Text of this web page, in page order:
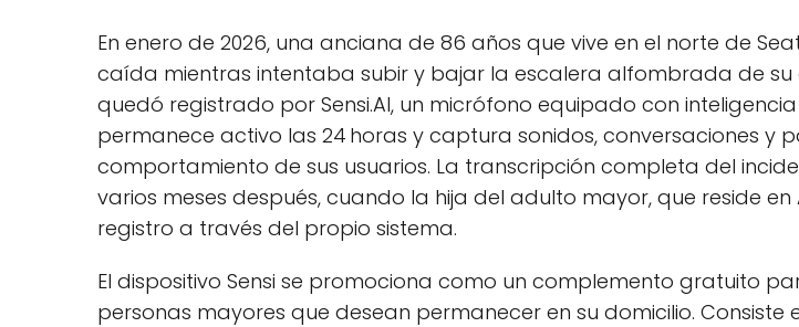
En enero de 2026, una anciana de 86 años que vive en el norte de
caída mientras intentaba subir y bajar la escalera alfombrada de su
quedó registrado por Sensi.AI, un micrófono equipado con
permanece activo las 24 horas y captura sonidos, conversaciones y
comportamiento de sus usuarios. La transcripción completa del
varios meses después, cuando la hija del adulto mayor, que reside en
registro a través del propio sistema.
El dispositivo Sensi se promociona como un complemento gratuito
personas mayores que desean permanecer en su domicilio. Consiste